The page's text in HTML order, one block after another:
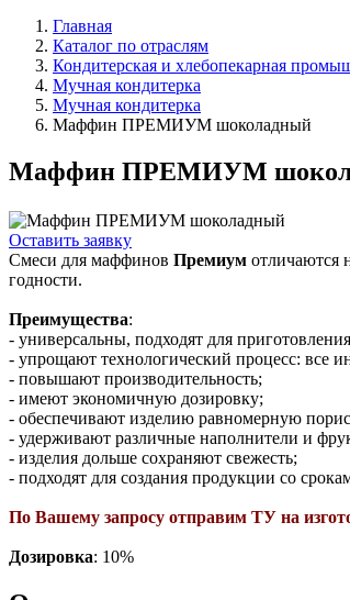
Главная
Каталог по отраслям
Кондитерская и хлебопекарная
Мучная кондитерка
Мучная кондитерка
Маффин ПРЕМИУМ шоколадный
Маффин ПРЕМИУМ
Оставить заявку
Смеси для маффинов Премиум отличаются
годности.
Преимущества:
- универсальны, подходят для
- упрощают технологический процесс: все
- повышают производительность;
- имеют экономичную дозировку;
- обеспечивают изделию равномерную
- удерживают различные наполнители и
- изделия дольше сохраняют свежесть;
- подходят для создания продукции со
По Вашему запросу отправим ТУ на
Дозировка: 10%